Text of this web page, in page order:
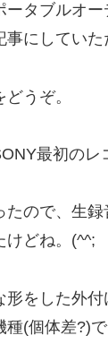
タブルオ
にしてい
うぞ。
最初のレ
ので、生録
どね。(^^;
をした外
(個体差?)